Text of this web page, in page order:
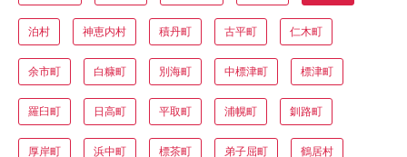
泊村 神恵内村 積丹町 古平町 仁木町
余市町 白糠町 別海町 中標津町 標津町
羅臼町 日高町 平取町 浦幌町 釧路町
厚岸町 浜中町 標茶町 弟子屈町 鶴居村